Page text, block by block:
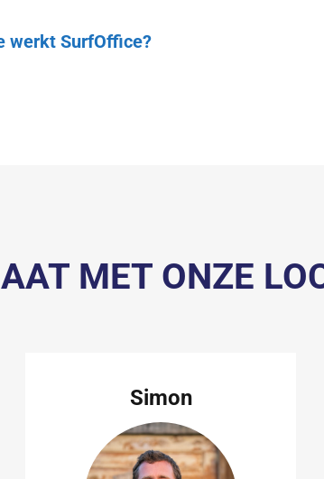
werkt SurfOffice?
MET ONZE
Simon